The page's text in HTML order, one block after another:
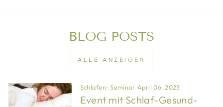
BLOG POSTS
ALLE ANZEIGEN
Schlafen ·Seminar ·April 06, 2023
Event mit Schlaf-Gesund-